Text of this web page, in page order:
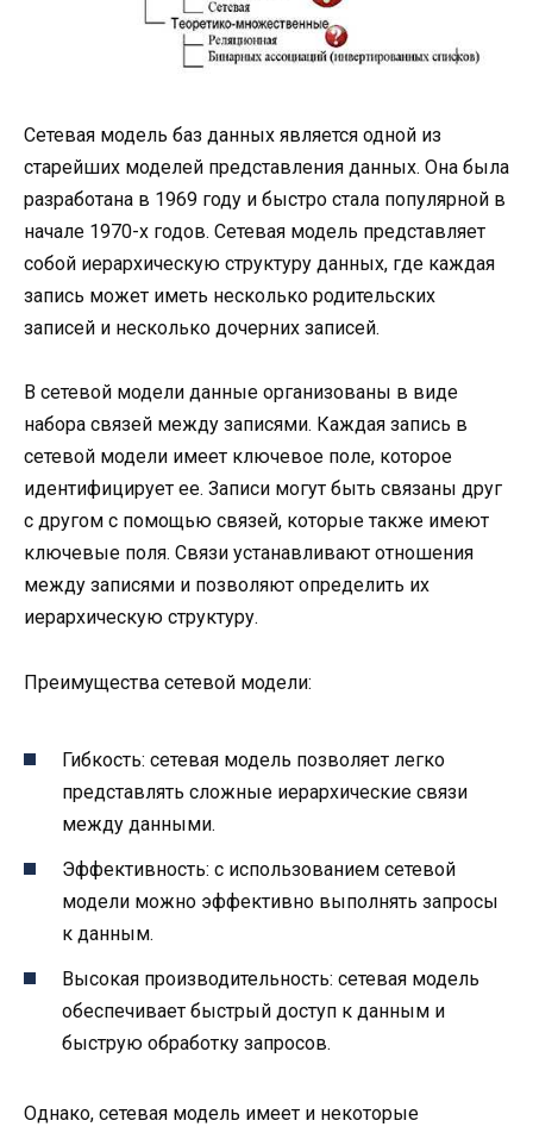
Сетевая модель баз данных является одной из
старейших моделей представления данных. Она была
разработана в 1969 году и быстро стала популярной в
начале 1970-х годов. Сетевая модель представляет
собой иерархическую структуру данных, где каждая
запись может иметь несколько родительских
записей и несколько дочерних записей.
В сетевой модели данные организованы в виде
набора связей между записями. Каждая запись в
сетевой модели имеет ключевое поле, которое
идентифицирует ее. Записи могут быть связаны друг
с другом с помощью связей, которые также имеют
ключевые поля. Связи устанавливают отношения
между записями и позволяют определить их
иерархическую структуру.
Преимущества сетевой модели:
Гибкость: сетевая модель позволяет легко
представлять сложные иерархические связи
между данными.
Эффективность: с использованием сетевой
модели можно эффективно выполнять запросы
к данным.
Высокая производительность: сетевая модель
обеспечивает быстрый доступ к данным и
быструю обработку запросов.
Однако, сетевая модель имеет и некоторые